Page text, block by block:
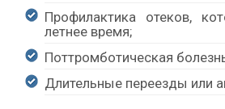
Профилактика отеков,
летнее время;
Поттромботическая
Длительные переезды или